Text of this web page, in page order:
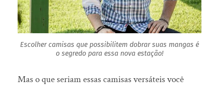
Escolher camisas que possibilitem dobrar suas mangas é
o segredo para essa nova estação!
Mas o que seriam essas camisas versáteis você